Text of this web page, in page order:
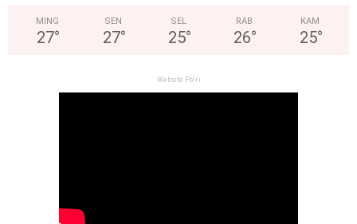
MING
27°
SEN
27°
SEL
25°
RAB
26°
KAM
25°
Website Polri